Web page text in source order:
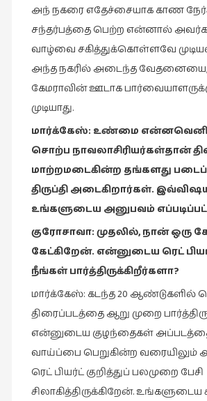
பெயரற்ற
மேகம்
மூத்தோர்
பாடல்
மொழி
மொழியாக்கம்
வரலாறு
வரலாறு
வாசிப்பில்
இன்று
விமர்சனம்
அந் நகரை எதேச்சையாக காண
சந்தர்பத்தை பெற்ற என்னால்
வாழ்வை சகித்துக்கொள்ளவே
அந்த நகரில் அடைந்த வேதனையை,
கேமராவின் ஊடாக
முடியாது.
மார்க்கேஸ்: உண்மை
சொற்ப நாவலாசிரியர்கள்தான்
மாற்றமடைகின்ற தங்களது
திருப்திஅடைகிறார்கள்.
உங்களுடைய அனுபவம்
குரோசாவா:முதலில்,நான்ஒரு
கேட்கிறேன். என்னுடைய ரெட்
நீங்கள்பார்த்திருக்கிறீர்களா?
மார்க்கேஸ்: கடந்த 20 ஆண்டுகளில்
திரைப்படத்தை ஆறு முறை
என்னுடைய குழந்தைகள்
வாய்ப்பை பெறுகின்ற வரையிலும்
ரெட் பியர்ட் குறித்துப் பலமுறை பேசி
சிலாகித்திருக்கிறேன். உங்களுடைய